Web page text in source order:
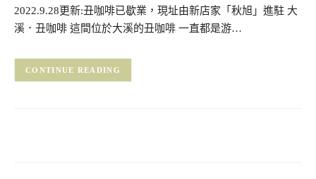
2022.9.28更新:丑咖啡已歇業，現址由新店家「秋旭」進駐 大
溪．丑咖啡 這間位於大溪的丑咖啡 一直都是游…
CONTINUE READING